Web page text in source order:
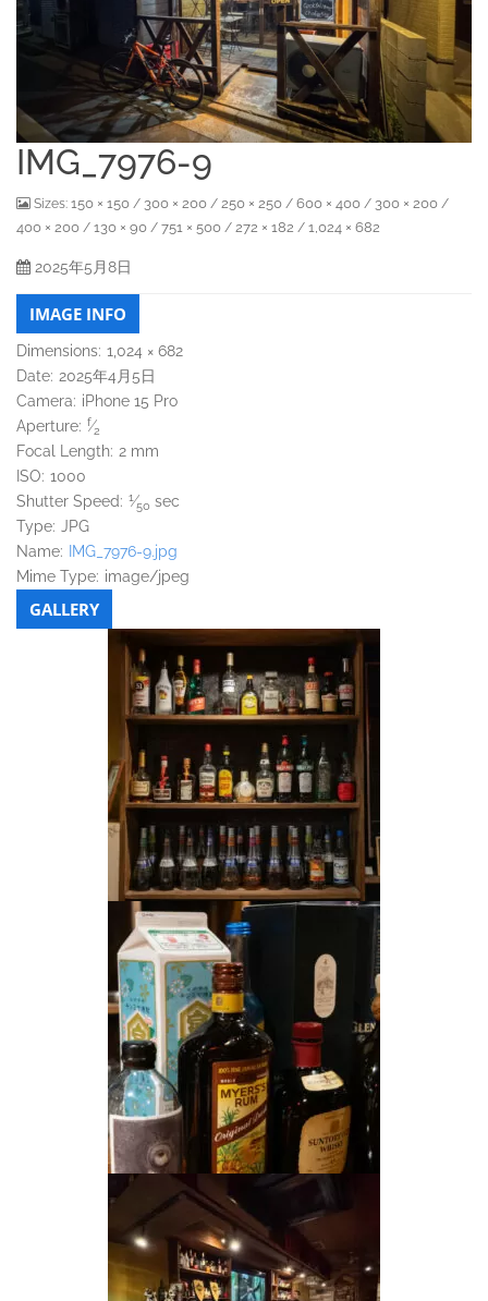
IMG_7976-9
Sizes: 150 × 150 / 300 × 200 / 250 × 250 / 600 × 400 / 300 × 200 /
400 × 200 / 130 × 90 / 751 × 500 / 272 × 182 / 1,024 × 682
2025年5月8日
IMAGE INFO
Dimensions: 1,024 × 682
Date: 2025年4月5日
Camera: iPhone 15 Pro
Aperture: f⁄2
Focal Length: 2 mm
ISO: 1000
Shutter Speed: 1⁄50 sec
Type: JPG
Name:
IMG_7976-9.jpg
Mime Type: image/jpeg
GALLERY